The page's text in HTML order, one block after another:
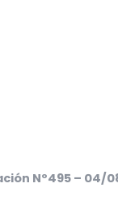
Nº495 – 04/